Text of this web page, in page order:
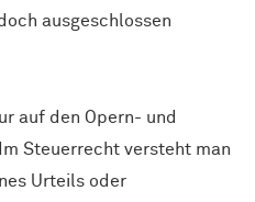
ausgeschlossen
auf den Opern- und
Steuerrecht versteht man
Urteils oder